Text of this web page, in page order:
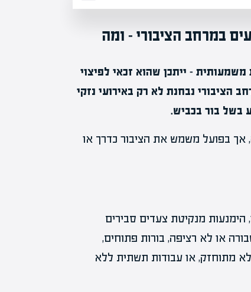
במרחב הציבורי – ומה
– ייתכן שהוא זכאי לפיצוי
הציבורי נבחנת לא רק באירועי נזקי
בשל בור בכביש.
אך בפועל משמש את הציבור כדרך או
הימנעות מנקיטת צעדים סבירים
או לא רציפה, בורות פתוחים,
מתוחזק, או עבודות תשתית ללא